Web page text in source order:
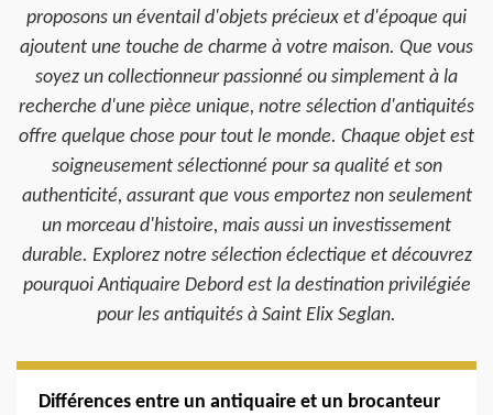
proposons un éventail d'objets précieux et d'époque qui
ajoutent une touche de charme à votre maison. Que vous
soyez un collectionneur passionné ou simplement à la
recherche d'une pièce unique, notre sélection d'antiquités
offre quelque chose pour tout le monde. Chaque objet est
soigneusement sélectionné pour sa qualité et son
authenticité, assurant que vous emportez non seulement
un morceau d'histoire, mais aussi un investissement
durable. Explorez notre sélection éclectique et découvrez
pourquoi Antiquaire Debord est la destination privilégiée
pour les antiquités à Saint Elix Seglan.
Différences entre un antiquaire et un brocanteur